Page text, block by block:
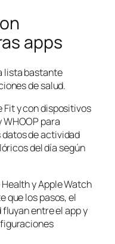
apps
lista bastante
de salud.
Fit y con dispositivos
para
de actividad
del día según
y Apple Watch
que los pasos, el
entre el app y